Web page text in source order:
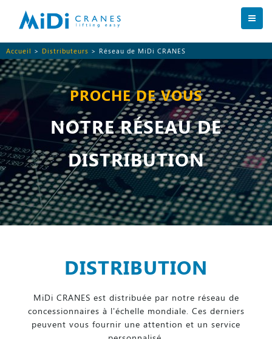
Accueil > Distributeurs > Réseau de MiDi CRANES
PROCHE DE VOUS
NOTRE RÉSEAU DE
DISTRIBUTION
DISTRIBUTION
MiDi CRANES est distribuée par notre réseau de
concessionnaires à l'échelle mondiale. Ces derniers
peuvent vous fournir une attention et un service